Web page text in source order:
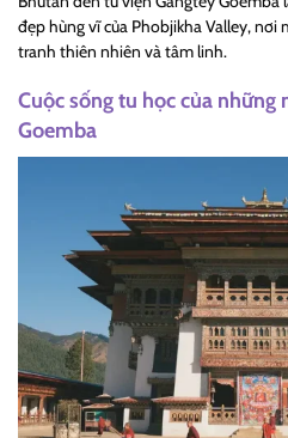
đẹp hùng vĩ của Phobjikha Valley, nơi
tranh thiên nhiên và tâm linh.
Cuộc sống tu học của những
Goemba